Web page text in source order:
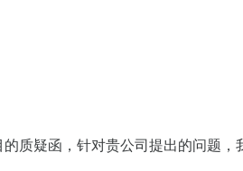
质疑函，针对贵公司提出的问题，